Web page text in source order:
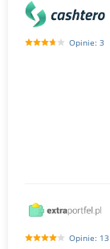
Opinie: 3
Opinie: 13